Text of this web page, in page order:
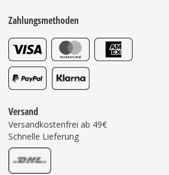
Zahlungsmethoden
Versand
Versandkostenfrei ab 49€
Schnelle Lieferung